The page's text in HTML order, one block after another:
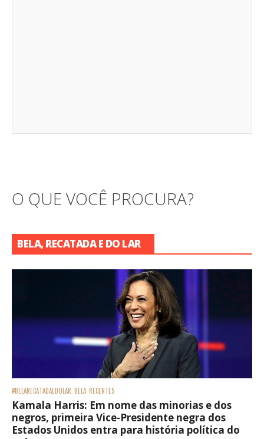
O QUE VOCÊ PROCURA?
BELA, RECATADA E DO LAR
#BELARECATADAEDOLAR BELA RECENTES
Kamala Harris: Em nome das minorias e dos
negros, primeira Vice-Presidente negra dos
Estados Unidos entra para história política do